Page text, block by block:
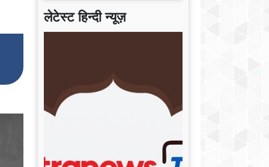
लेटेस्ट हिन्दी न्यूज़